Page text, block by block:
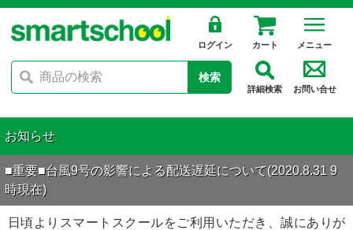
ログイン カート メニュー
検索
詳細検索 お問い合せ
お知らせ
■重要■台風9号の影響による配送遅延について(2020.8.31 9
時現在)
日頃よりスマートスクールをご利用いただき、誠にありが